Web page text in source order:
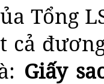
Tổng
cả
Giấy